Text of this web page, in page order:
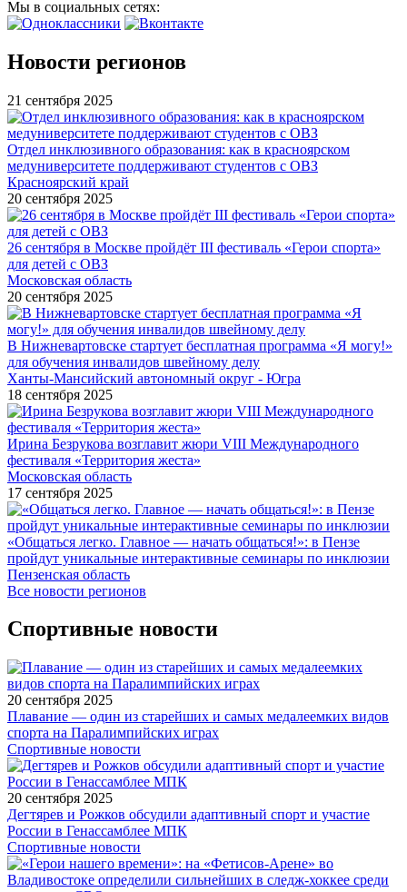
Мы в социальных сетях:
Новости регионов
21 сентября 2025
Отдел инклюзивного образования: как в красноярском
медуниверситете поддерживают студентов с ОВЗ
Красноярский край
20 сентября 2025
26 сентября в Москве пройдёт III фестиваль «Герои спорта»
для детей с ОВЗ
Московская область
20 сентября 2025
В Нижневартовске стартует бесплатная программа «Я могу!»
для обучения инвалидов швейному делу
Ханты-Мансийский автономный округ - Югра
18 сентября 2025
Ирина Безрукова возглавит жюри VIII Международного
фестиваля «Территория жеста»
Московская область
17 сентября 2025
«Общаться легко. Главное — начать общаться!»: в Пензе
пройдут уникальные интерактивные семинары по инклюзии
Пензенская область
Все новости регионов
Спортивные новости
20 сентября 2025
Плавание — один из старейших и самых медалеемких видов
спорта на Паралимпийских играх
Спортивные новости
20 сентября 2025
Дегтярев и Рожков обсудили адаптивный спорт и участие
России в Генассамблее МПК
Спортивные новости